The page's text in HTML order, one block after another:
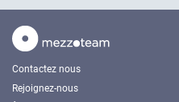
Contactez nous
Rejoignez-nous